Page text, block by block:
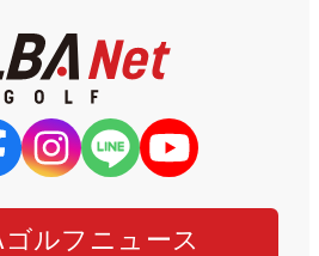
ゴルフニュース